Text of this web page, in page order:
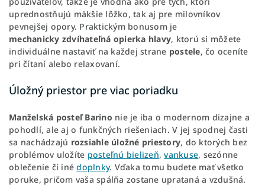
uprednostňujú mäkšie lôžko, tak aj pre milovníkov
pevnejšej opory. Praktickým bonusom je
mechanicky zdvíhateľná opierka hlavy, ktorú si môžete
individuálne nastaviť na každej strane postele, čo oceníte
pri čítaní alebo relaxovaní.
Úložný priestor pre viac poriadku
Manželská posteľ Barino nie je iba o modernom dizajne a
pohodlí, ale aj o funkčných riešeniach. V jej spodnej časti
sa nachádzajú rozsiahle úložné priestory, do ktorých bez
problémov uložíte posteľnú bielizeň,vankuse, sezónne
oblečenie či inédoplnky. Vďaka tomu budete mať všetko
poruke, pričom vaša spálňa zostane uprataná a vzdušná.